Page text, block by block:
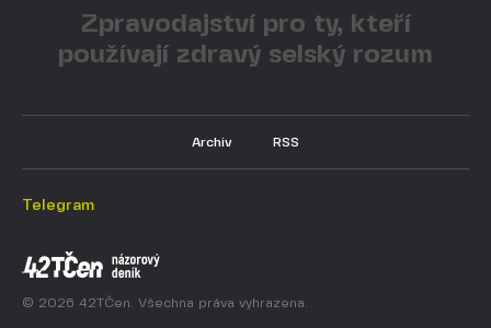
Zpravodajství pro ty, kteří
používají zdravý selský rozum
Archiv RSS
© 2026 42TČen. Všechna práva vyhrazena.
Telegram